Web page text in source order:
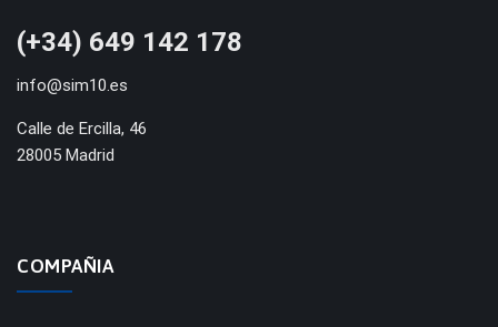
(+34) 649 142 178
info@sim10.es
Calle de Ercilla, 46
28005 Madrid
COMPAÑIA